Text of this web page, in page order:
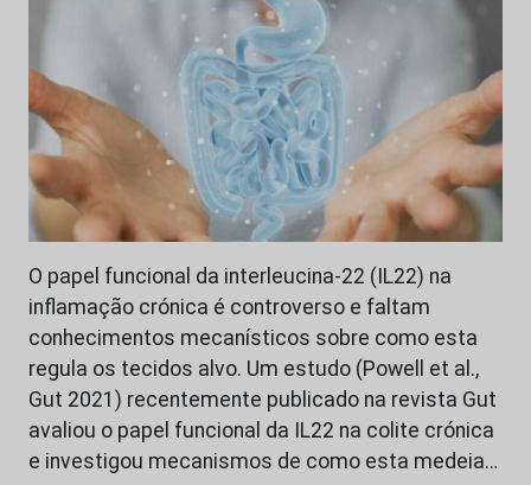
O papel funcional da interleucina-22 (IL22) na
inflamação crónica é controverso e faltam
conhecimentos mecanísticos sobre como esta
regula os tecidos alvo. Um estudo (Powell et al.,
Gut 2021) recentemente publicado na revista Gut
avaliou o papel funcional da IL22 na colite crónica
e investigou mecanismos de como esta medeia…